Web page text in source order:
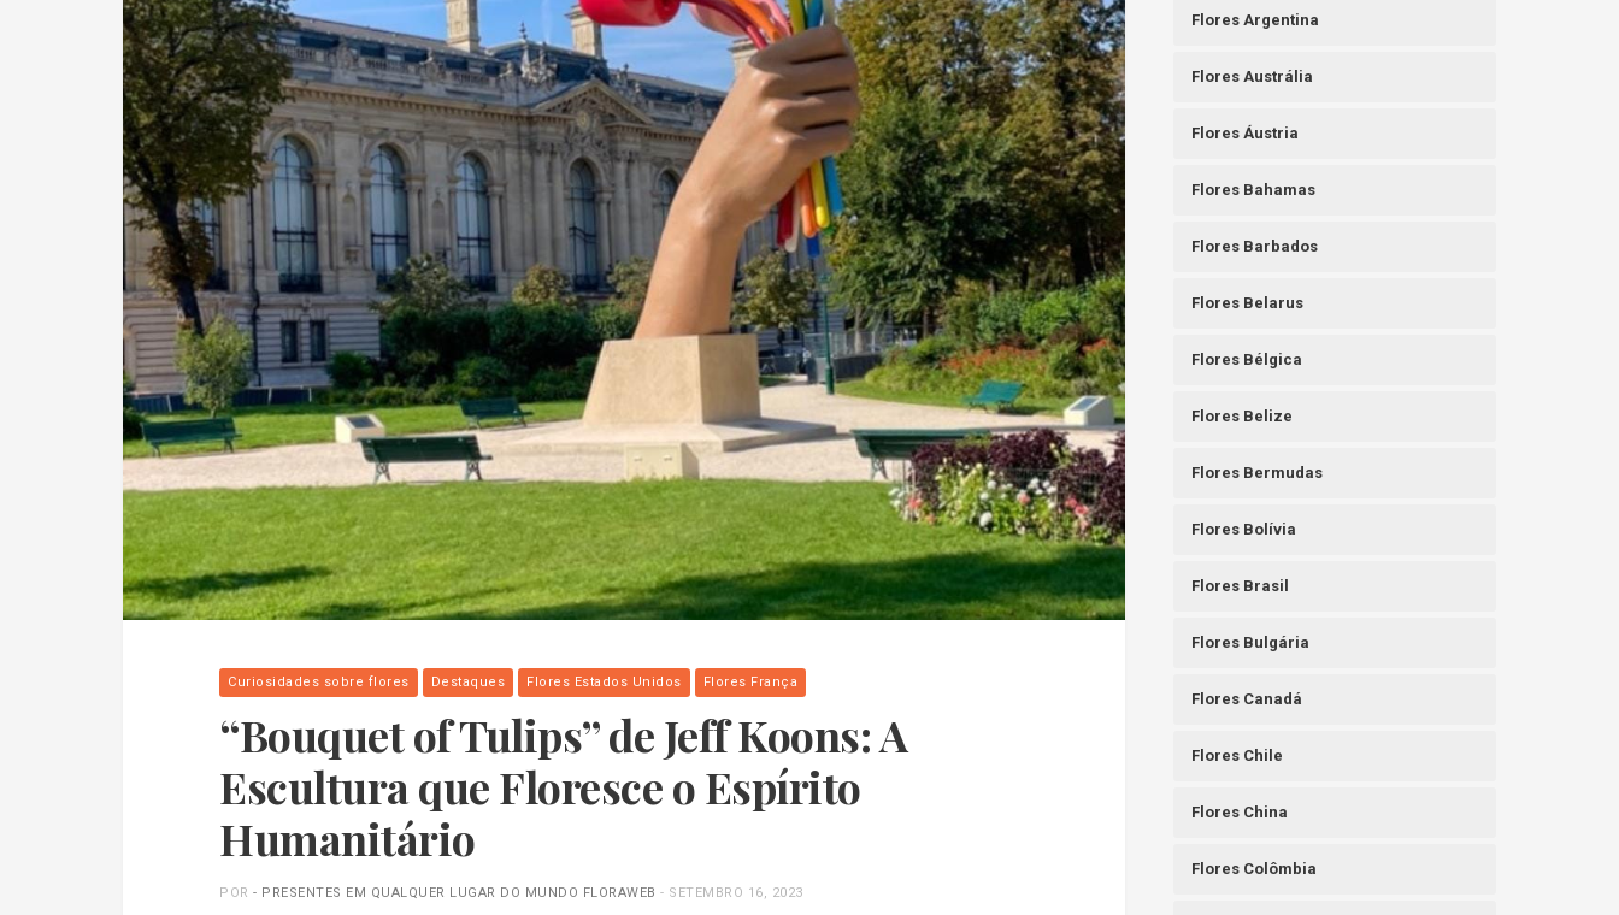
Curiosidades sobre flores Destaques Flores Estados Unidos Flores França
“Bouquet of Tulips” de Jeff Koons: A
Escultura que Floresce o Espírito
Humanitário
POR - PRESENTES EM QUALQUER LUGAR DO MUNDO FLORAWEB - SETEMBRO 16, 2023
Flores Argentina
Flores Austrália
Flores Áustria
Flores Bahamas
Flores Barbados
Flores Belarus
Flores Bélgica
Flores Belize
Flores Bermudas
Flores Bolívia
Flores Brasil
Flores Bulgária
Flores Canadá
Flores Chile
Flores China
Flores Colômbia